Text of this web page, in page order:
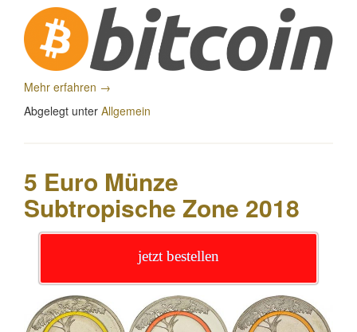
Mehr erfahren „Münzen
per
→
Abgelegt unter Allgemein
5 Euro Münze
Subtropische Zone 2018
jetzt bestellen